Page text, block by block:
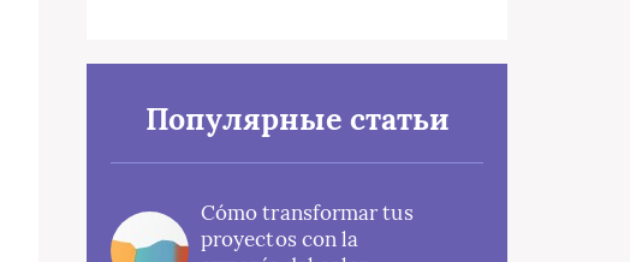
Популярные статьи
Cómo transformar tus
proyectos con la